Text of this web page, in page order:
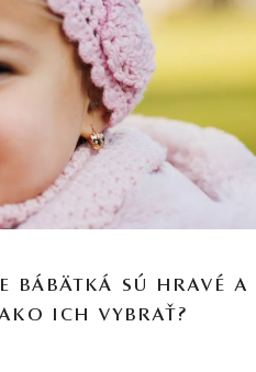
BÁBÄTKÁ SÚ HRAVÉ A
ICH VYBRAŤ?